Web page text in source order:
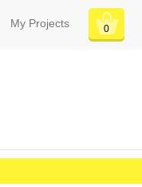
My Projects 0